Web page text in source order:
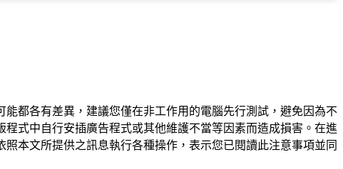
都各有差異，建議您僅在非工作用的電腦先行測試，避免因為不
式中自行安插廣告程式或其他維護不當等因素而造成損害。在進
本文所提供之訊息執行各種操作，表示您已閱讀此注意事項並同